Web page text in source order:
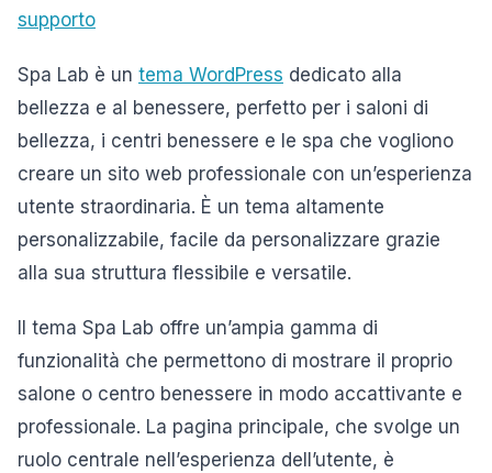
supporto
Spa Lab è un tema WordPress dedicato alla
bellezza e al benessere, perfetto per i saloni di
bellezza, i centri benessere e le spa che vogliono
creare un sito web professionale con un’esperienza
utente straordinaria. È un tema altamente
personalizzabile, facile da personalizzare grazie
alla sua struttura flessibile e versatile.
Il tema Spa Lab offre un’ampia gamma di
funzionalità che permettono di mostrare il proprio
salone o centro benessere in modo accattivante e
professionale. La pagina principale, che svolge un
ruolo centrale nell’esperienza dell’utente, è